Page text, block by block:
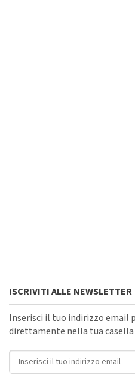
ISCRIVITI ALLE NEWSLETTER
Inserisci il tuo indirizzo email
direttamente nella tua
Indirizzo email